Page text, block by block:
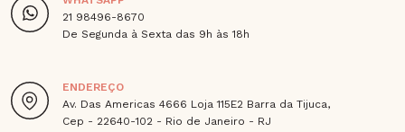
21 98496-8670
De Segunda à Sexta das 9h às 18h
ENDEREÇO
Av. Das Americas 4666 Loja 115E2 Barra da Tijuca,
Cep - 22640-102 - Rio de Janeiro - RJ